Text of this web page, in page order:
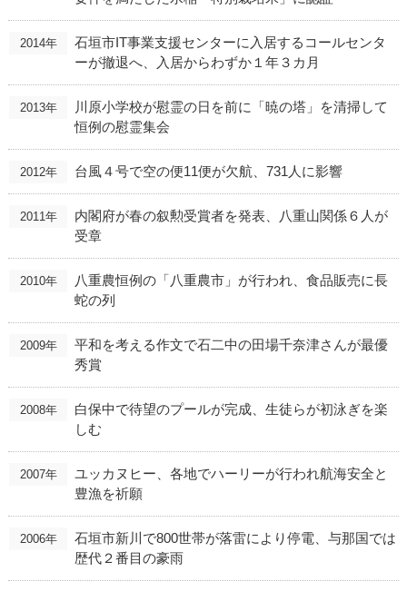
2014年
石垣市IT事業支援センターに入居するコールセンタ
ーが撤退へ、入居からわずか１年３カ月
2013年
川原小学校が慰霊の日を前に「暁の塔」を清掃して
恒例の慰霊集会
2012年 台風４号で空の便11便が欠航、731人に影響
2011年
内閣府が春の叙勲受賞者を発表、八重山関係６人が
受章
2010年
八重農恒例の「八重農市」が行われ、食品販売に長
蛇の列
2009年
平和を考える作文で石二中の田場千奈津さんが最優
秀賞
2008年
白保中で待望のプールが完成、生徒らが初泳ぎを楽
しむ
2007年
ユッカヌヒー、各地でハーリーが行われ航海安全と
豊漁を祈願
2006年
石垣市新川で800世帯が落雷により停電、与那国では
歴代２番目の豪雨